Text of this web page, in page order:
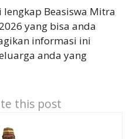
Beasiswa Mitra
yang bisa anda
informasi ini
anda yang
this post